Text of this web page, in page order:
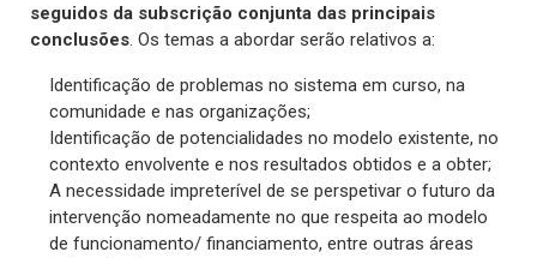
seguidos da subscrição conjunta das principais
conclusões. Os temas a abordar serão relativos a:
Identificação de problemas no sistema em curso, na
comunidade e nas organizações;
Identificação de potencialidades no modelo existente, no
contexto envolvente e nos resultados obtidos e a obter;
A necessidade impreterível de se perspetivar o futuro da
intervenção nomeadamente no que respeita ao modelo
de funcionamento/ financiamento, entre outras áreas